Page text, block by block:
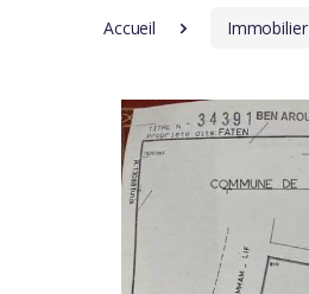
Accueil Immobilier